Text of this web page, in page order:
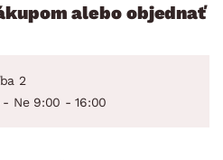
alebo objednať
2
Ne 9:00 - 16:00